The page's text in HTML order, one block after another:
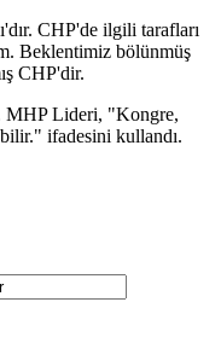
CHP'de ilgili tarafları
Beklentimiz bölünmüş
CHP'dir.
MHP Lideri, "Kongre,
ifadesini kullandı.